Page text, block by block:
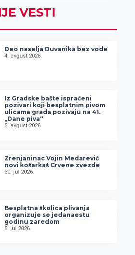
VESTI
Deo naselja Duvanika bez vode
4. avgust 2026.
Iz Gradske bašte ispraćeni
pozivari koji besplatnim pivom
ulicama grada pozivaju na 41.
„Dane piva“
5. avgust 2026.
Zrenjaninac Vojin Medarević
novi košarkaš Crvene zvezde
30. jul 2026.
Besplatna školica plivanja
organizuje se jedanaestu
godinu zaredom
8. jul 2026.